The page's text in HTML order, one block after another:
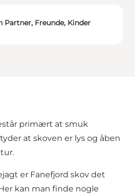
Partner, Freunde, Kinder
primært at smuk
at skoven er lys og åben
er Fanefjord skov det
kan man finde nogle